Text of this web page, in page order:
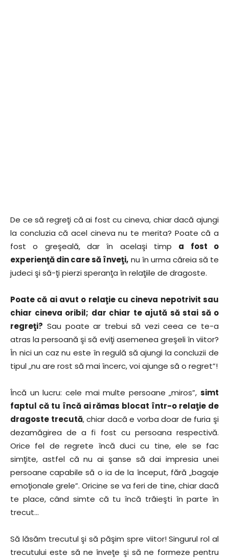
De ce să regreţi că ai fost cu cineva, chiar dacă ajungi
la concluzia că acel cineva nu te merita? Poate că a
fost o greşeală, dar în acelaşi timp a fost o
experienţă din care să înveţi, nu în urma căreia să te
judeci şi să-ţi pierzi speranţa în relaţiile de dragoste.
Poate că ai avut o relaţie cu cineva nepotrivit sau
chiar cineva oribil; dar chiar te ajută să stai să o
regreţi? Sau poate ar trebui să vezi ceea ce te-a
atras la persoană şi să eviţi asemenea greşeli în viitor?
În nici un caz nu este în regulă să ajungi la concluzii de
tipul „nu are rost să mai încerc, voi ajunge să o regret”!
Încă un lucru: cele mai multe persoane „miros”, simt
faptul că tu încă ai rămas blocat într-o relaţie de
dragoste trecută, chiar dacă e vorba doar de furia şi
dezamăgirea de a fi fost cu persoana respectivă.
Orice fel de regrete încă duci cu tine, ele se fac
simţite, astfel că nu ai şanse să dai impresia unei
persoane capabile să o ia de la început, fără „bagaje
emoţionale grele”. Oricine se va feri de tine, chiar dacă
te place, când simte că tu încă trăieşti în parte în
trecut…
Să lăsăm trecutul şi să păşim spre viitor! Singurul rol al
trecutului este să ne înveţe şi să ne formeze pentru